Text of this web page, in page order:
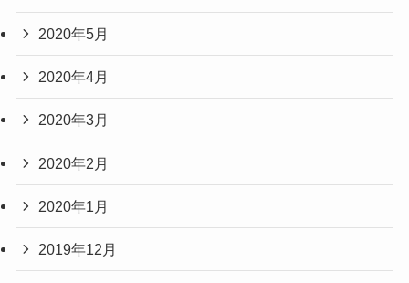
2020年5月
2020年4月
2020年3月
2020年2月
2020年1月
2019年12月